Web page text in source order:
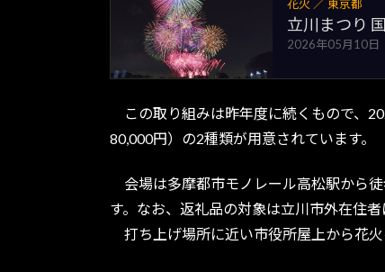
花火 ／ 東京都
立川まつり
2026年05月10日
この取り組みは昨年度に続くもので、
80,000円）の2種類が用意されています。
会場は多摩都市モノレール高松駅から
す。なお、返礼品の対象は立川市外在住者
打ち上げ場所に近い市役所屋上から花